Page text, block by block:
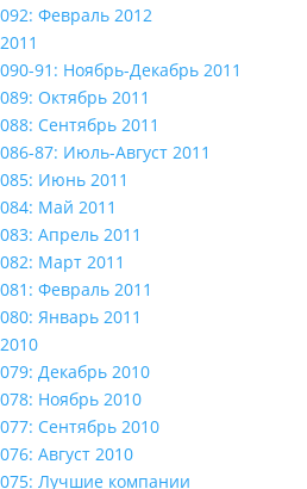
092: Февраль 2012
2011
090-91: Ноябрь-Декабрь 2011
089: Октябрь 2011
088: Сентябрь 2011
086-87: Июль-Август 2011
085: Июнь 2011
084: Май 2011
083: Апрель 2011
082: Март 2011
081: Февраль 2011
080: Январь 2011
2010
079: Декабрь 2010
078: Ноябрь 2010
077: Сентябрь 2010
076: Август 2010
075: Лучшие компании